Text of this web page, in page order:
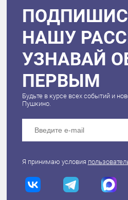
НАШУ
УЗНАВАЙ
ПЕРВЫМ
Будьте в курсе всех событий и
Пушкино.
Я принимаю условия